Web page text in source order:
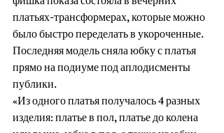
платьях-трансформерах, которые можно
было быстро переделать в укороченные.
Последняя модель сняла юбку с платья
прямо на подиуме под аплодисменты
публики.
«Из одного платья получалось 4 разных
изделия: платье в пол, платье до колена